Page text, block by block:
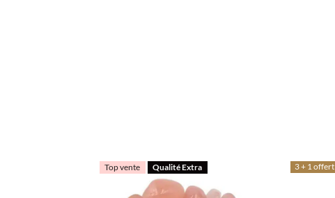
Top vente Qualité Extra 3 + 1 offert